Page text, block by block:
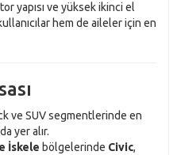
yapısı ve yüksek ikinci el
hem de aileler için en
ve SUV segmentlerinde en
yer alır.
İskele bölgelerinde Civic,